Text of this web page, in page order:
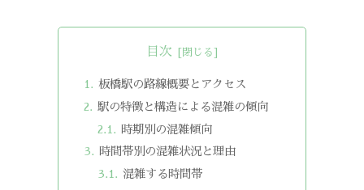
目次
板橋駅の路線概要とアクセス
駅の特徴と構造による混雑の傾向
時期別の混雑傾向
時間帯別の混雑状況と理由
混雑する時間帯